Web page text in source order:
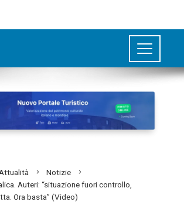
Attualità
Notizie
Auteri: “situazione fuori controllo,
Ora basta” (Video)